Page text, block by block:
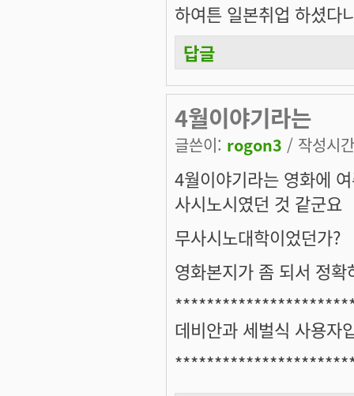
하여튼 일본취업 하셨다
답글
4월이야기라는
글쓴이: rogon3 / 작성시
4월이야기라는 영화에
사시노시였던 것 같군요
무사시노대학이었던가?
영화본지가 좀 되서 정
데비안과 세벌식 사용자